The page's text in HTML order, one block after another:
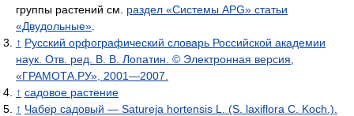
группы растений см. раздел «Системы APG» статьи
«Двудольные»
↑ Русский орфографический словарь Российской академии
наук. Отв. ред. В. В. Лопатин. © Электронная версия,
«ГРАМОТА.РУ», 2001—2007.
↑ садовое растение
↑ Чабер садовый — Satureja hortensis L. (S. laxiflora С. Koch.).